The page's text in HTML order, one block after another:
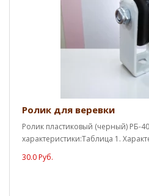
Ролик для веревки
Ролик пластиковый (черный) РБ-
характеристики:Таблица 1.
30.0 Руб.